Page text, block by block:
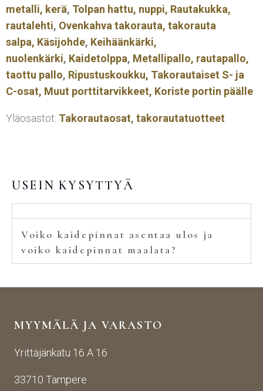
metalli, kerä, Tolpan hattu, nuppi, Rautakukka,
rautalehti, Ovenkahva takorauta, takorauta
salpa, Käsijohde, Keihäänkärki,
nuolenkärki, Kaidetolppa, Metallipallo, rautapallo,
taottu pallo, Ripustuskoukku, Takorautaiset S- ja
C-osat, Muut porttitarvikkeet, Koriste portin päälle
Yläosastot: Takorautaosat, takorautatuotteet
USEIN KYSYTTYÄ
Voiko kaidepinnat asentaa ulos ja
voiko kaidepinnat maalata?
MYYMÄLÄ JA VARASTO
Yrittäjänkatu 16 A 16
33710 Tampere